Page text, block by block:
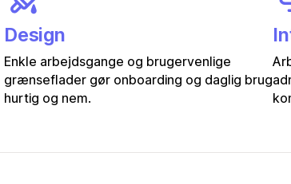
Design
Enkle arbejdsgange og brugervenlige
grænseflader gør onboarding og daglig brug
hurtig og nem.